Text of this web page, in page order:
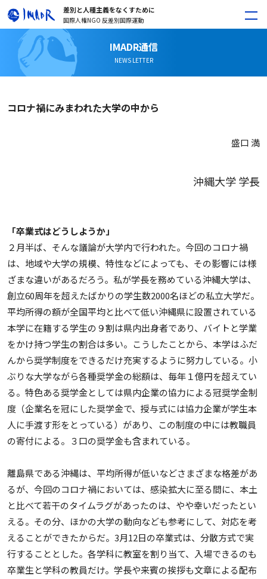
差別と人種主義をなくすために
国際人権NGO 反差別国際運動
IMADR通信
NEWS LETTER
コロナ禍にみまわれた大学の中から
盛口 満
沖縄大学 学長
「卒業式はどうしようか」
２月半ば、そんな議論が大学内で行われた。今回のコロナ禍
は、地域や大学の規模、特性などによっても、その影響には様
ざまな違いがあるだろう。私が学長を務めている沖縄大学は、
創立60周年を超えたばかりの学生数2000名ほどの私立大学だ。
平均所得の額が全国平均と比べて低い沖縄県に設置されている
本学に在籍する学生の９割は県内出身者であり、バイトと学業
をかけ持つ学生の割合は多い。こうしたことから、本学はふだ
んから奨学制度をできるだけ充実するように努力している。小
ぶりな大学ながら各種奨学金の総額は、毎年１億円を超えてい
る。特色ある奨学金としては県内企業の協力による冠奨学金制
度（企業名を冠にした奨学金で、授与式には協力企業が学生本
人に手渡す形をとっている）があり、この制度の中には教職員
の寄付による。３口の奨学金も含まれている。
離島県である沖縄は、平均所得が低いなどさまざまな格差があ
るが、今回のコロナ禍においては、感染拡大に至る間に、本土
と比べて若干のタイムラグがあったのは、やや幸いだったとい
える。その分、ほかの大学の動向なども参考にして、対応を考
えることができたからだ。3月12日の卒業式は、分散方式で実
行することとした。各学科に教室を割り当て、入場できるのも
卒業生と学科の教員だけ。学長や来賓の挨拶も文章による配布